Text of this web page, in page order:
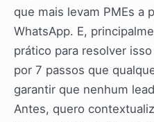
que mais levam PMEs a
WhatsApp. E,
prático para resolver
por 7 passos que
garantir que nenhum
Antes, quero